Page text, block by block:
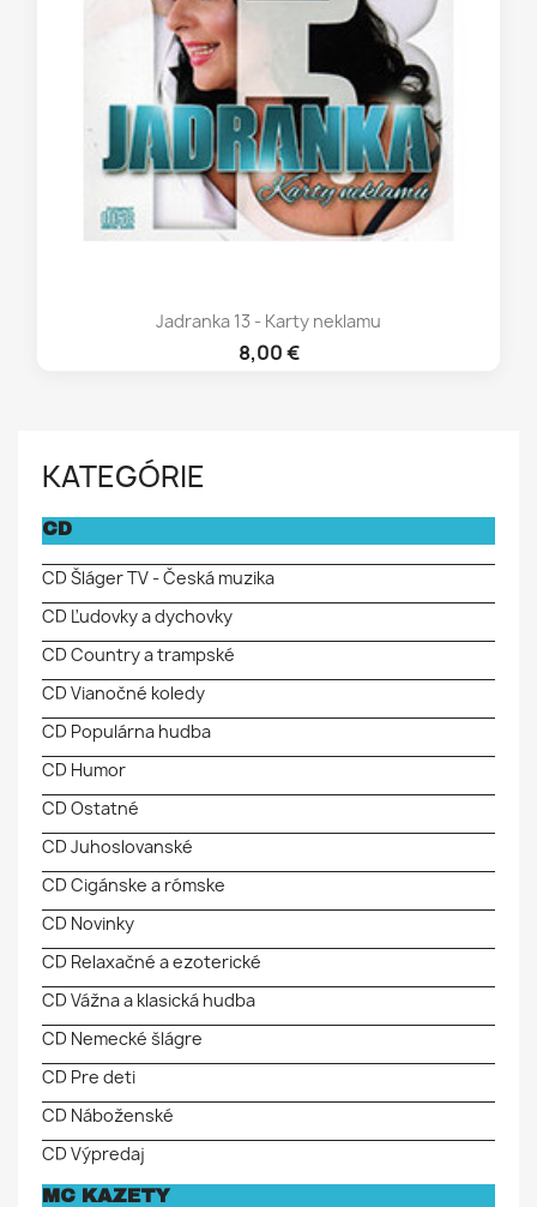
Jadranka 13 - Karty neklamu
8,00 €
KATEGÓRIE
CD
CD Šláger TV - Česká muzika
CD Ľudovky a dychovky
CD Country a trampské
CD Vianočné koledy
CD Populárna hudba
CD Humor
CD Ostatné
CD Juhoslovanské
CD Cigánske a rómske
CD Novinky
CD Relaxačné a ezoterické
CD Vážna a klasická hudba
CD Nemecké šlágre
CD Pre deti
CD Náboženské
CD Výpredaj
MC KAZETY